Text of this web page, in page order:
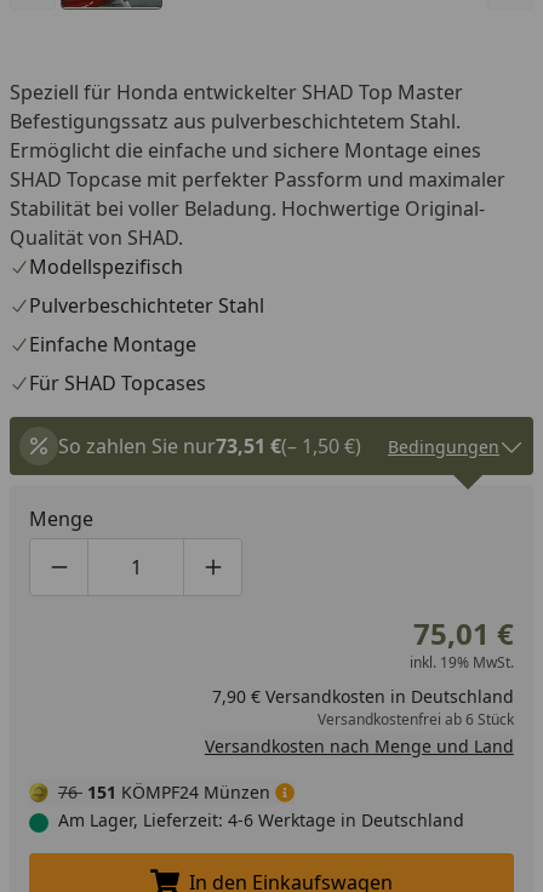
Speziell für Honda entwickelter SHAD Top Master
Befestigungssatz aus pulverbeschichtetem Stahl.
Ermöglicht die einfache und sichere Montage eines
SHAD Topcase mit perfekter Passform und maximaler
Stabilität bei voller Beladung. Hochwertige Original-
Qualität von SHAD.
Modellspezifisch
Pulverbeschichteter Stahl
Einfache Montage
Für SHAD Topcases
So zahlen Sie nur73,51 €(– 1,50 €) Bedingungen
Menge
Produktmenge um eins verringern
Produktmenge manuell eingeben
Produktmenge um eins erhöhen
75,01 €
inkl. 19% MwSt.
7,90 € Versandkosten in Deutschland
Versandkostenfrei ab 6 Stück
Versandkosten nach Menge und Land
76 151 KÖMPF24 Münzen
Am Lager, Lieferzeit: 4-6 Werktage in Deutschland
In den Einkaufswagen